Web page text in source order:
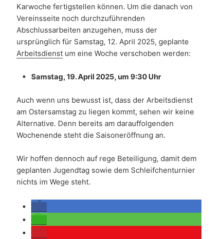
Karwoche fertigstellen können. Um die danach von
Vereinsseite noch durchzuführenden
Abschlussarbeiten anzugehen, muss der
ursprünglich für Samstag, 12. April 2025, geplante
Arbeitsdienst um eine Woche verschoben werden:
Samstag, 19. April 2025, um 9:30 Uhr
Auch wenn uns bewusst ist, dass der Arbeitsdienst
am Ostersamstag zu liegen kommt, sehen wir keine
Alternative. Denn bereits am darauffolgenden
Wochenende steht die Saisoneröffnung an.
Wir hoffen dennoch auf rege Beteiligung, damit dem
geplanten Jugendtag sowie dem Schleifchenturnier
nichts im Wege steht.